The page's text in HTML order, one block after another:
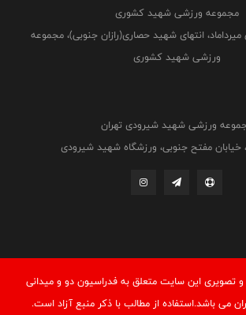
مجموعه ورزشی شهید کشوری
میرداماد، انتهای شهید حصاری(رازان جنوبی)، مجموعه
ورزشی شهید کشوری
ورزشی شهید شیرودی تهران
خیابان مفتح جنوبی، ورزشگاه شهید شیرودی
تصويری اين سايت متعلق به فدراسيون دو و میدانی
می باشد.استفاده از مطالب با ذكر منبع آزاد است.